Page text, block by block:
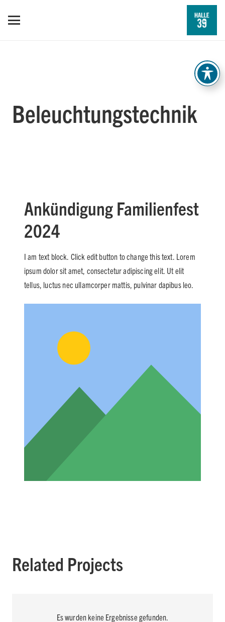
Beleuchtungstechnik
Ankündigung Familienfest
2024
I am text block. Click edit button to change this text. Lorem
ipsum dolor sit amet, consectetur adipiscing elit. Ut elit
tellus, luctus nec ullamcorper mattis, pulvinar dapibus leo.
Related Projects
Es wurden keine Ergebnisse gefunden.